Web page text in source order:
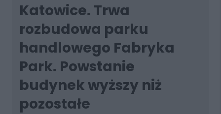
Katowice. Trwa
rozbudowa parku
handlowego Fabryka
Park. Powstanie
budynek wyższy niż
pozostałe